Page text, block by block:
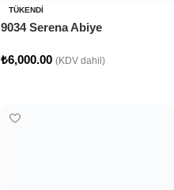
TÜKENDI
9034 Serena Abiye
₺6,000.00 (KDV dahil)